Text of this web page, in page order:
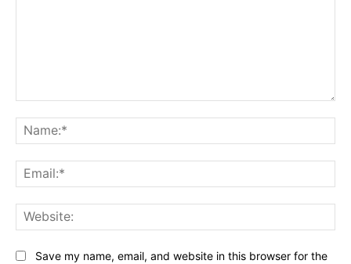
Save my name, email, and website in this browser for the